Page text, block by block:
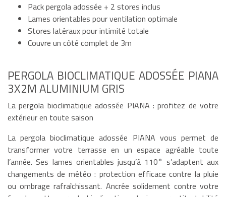
Pack pergola adossée + 2 stores inclus
Lames orientables pour ventilation optimale
Stores latéraux pour intimité totale
Couvre un côté complet de 3m
PERGOLA BIOCLIMATIQUE ADOSSÉE PIANA
3X2M ALUMINIUM GRIS
La pergola bioclimatique adossée PIANA : profitez de votre
extérieur en toute saison
La pergola bioclimatique adossée PIANA vous permet de
transformer votre terrasse en un espace agréable toute
l’année. Ses lames orientables jusqu’à 110° s’adaptent aux
changements de météo : protection efficace contre la pluie
ou ombrage rafraîchissant. Ancrée solidement contre votre